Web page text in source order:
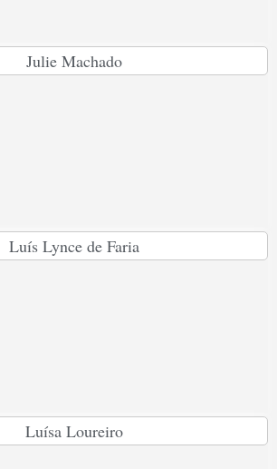
Julie Machado
Luís Lynce de Faria
Luísa Loureiro